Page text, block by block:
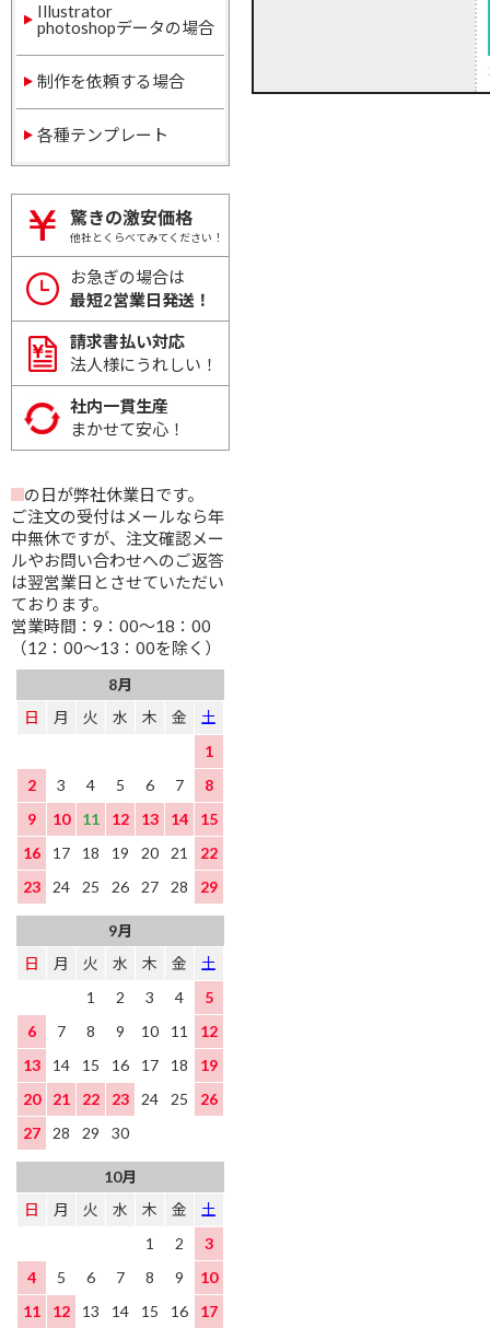
Illustrator
photoshopデータの場合
制作を依頼する場合
各種テンプレート
驚きの激安価格
他社とくらべてみてください！
お急ぎの場合は
最短2営業日発送！
請求書払い対応
法人様にうれしい！
社内一貫生産
まかせて安心！
の日が弊社休業日です。
ご注文の受付はメールなら年
中無休ですが、注文確認メー
ルやお問い合わせへのご返答
は翌営業日とさせていただい
ております。
営業時間：9：00～18：00
（12：00～13：00を除く）
8月
日
月 火 水 木 金
土
1
2
3 4 5 6 7
8
9
10 11 12 13 14
15
16
17 18 19 20 21
22
23
24 25 26 27 28 29
9月
日
月 火 水 木 金
土
1
2 3 4
5
6
7 8 9 10 11
12
13
14 15 16 17 18
19
20
21 22 23 24 25
26
27
28 29 30
10月
日
月 火 水 木 金
土
1
2
3
4
5 6 7 8 9
10
11
12 13 14 15 16
17